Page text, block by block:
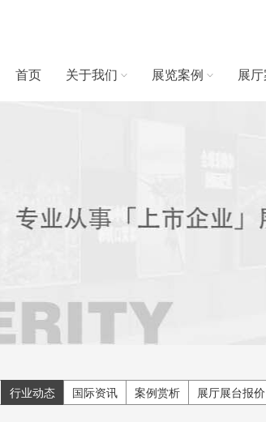
首页 关于我们 展览案例 展
行业动态 国际资讯 案例赏析 展厅展台报价